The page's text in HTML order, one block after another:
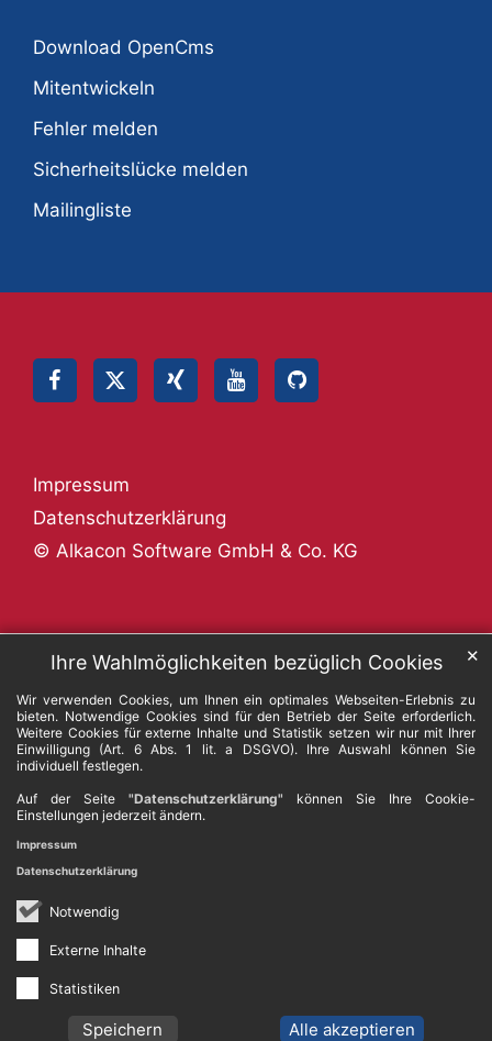
Ihre Wahlmöglichkeiten bezüglich Cookies
Wir verwenden Cookies, um Ihnen ein optimales Webseiten-Erlebnis zu
bieten. Notwendige Cookies sind für den Betrieb der Seite erforderlich.
Weitere Cookies für externe Inhalte und Statistik setzen wir nur mit Ihrer
Einwilligung (Art. 6 Abs. 1 lit. a DSGVO). Ihre Auswahl können Sie
individuell festlegen.
Auf der Seite "Datenschutzerklärung" können Sie Ihre Cookie-
Einstellungen jederzeit ändern.
Notwendig
Externe Inhalte
Statistiken
Speichern Alle akzeptieren
✕
Impressum
Datenschutzerklärung
Download OpenCms
Mitentwickeln
Fehler melden
Sicherheitslücke melden
Mailingliste
© Alkacon Software GmbH & Co. KG
Datenschutzerklärung
Impressum